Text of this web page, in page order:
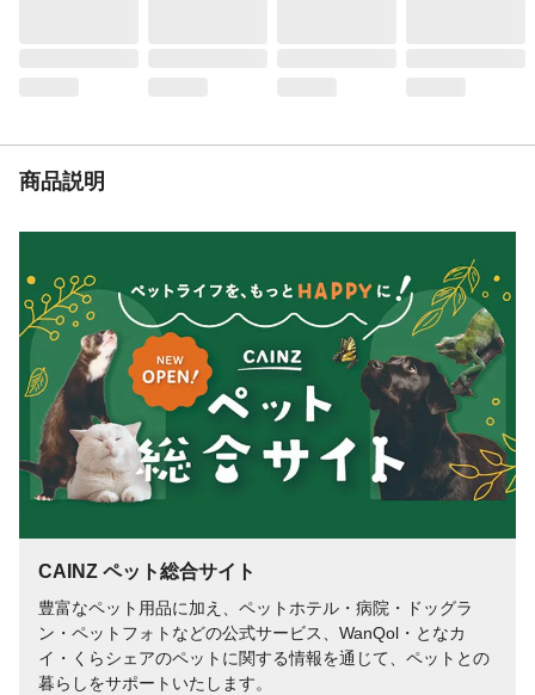
商品説明
CAINZ ペット総合サイト
豊富なペット用品に加え、ペットホテル・病院・ドッグラ
ン・ペットフォトなどの公式サービス、WanQol・となカ
イ・くらシェアのペットに関する情報を通じて、ペットとの
暮らしをサポートいたします。